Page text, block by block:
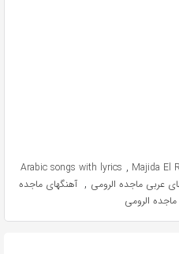
Arabic songs with lyrics , Majida El
عربی ماجده الرومی , آهنگهای ماجده
ماجده الرومی